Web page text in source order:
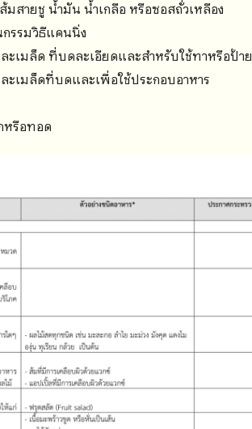
มสายชู น้ำมัน น้ำเกลือ หรือซอสถั่วเหลือง
รรมวิธีแคนนิ่ง
ะเมล็ด ที่บดละเอียดและสำหรับใช้ทาหรือป้าย
ะเมล็ดที่บดและเพื่อใช้ประกอบอาหาร
หรือทอด